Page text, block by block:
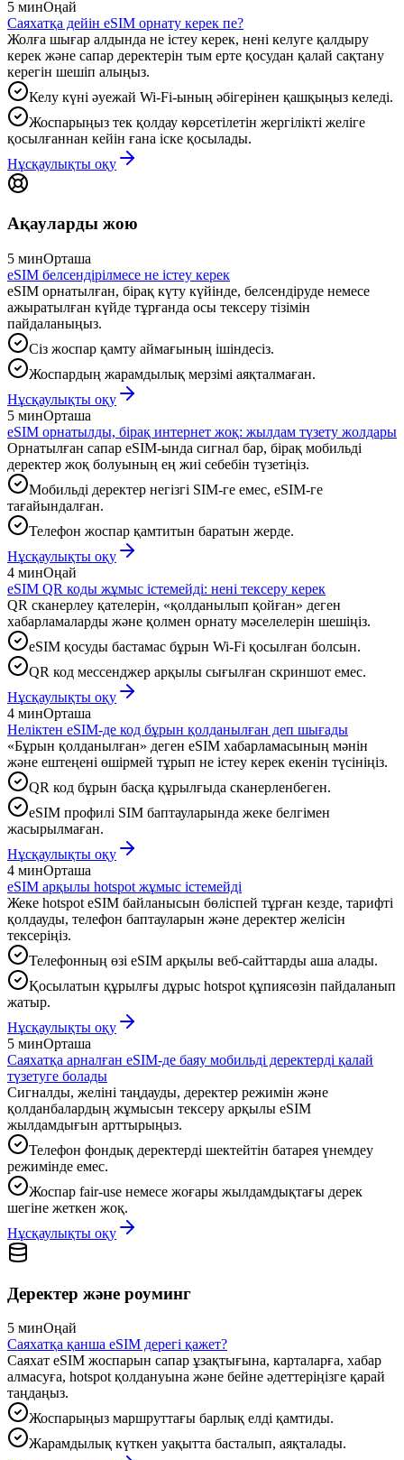
5 минОңай
Саяхатқа дейін eSIM орнату керек пе?
Жолға шығар алдында не істеу керек, нені келуге қалдыру
керек және сапар деректерін тым ерте қосудан қалай сақтану
керегін шешіп алыңыз.
Келу күні әуежай Wi‑Fi-ының әбігерінен қашқыңыз келеді.
Жоспарыңыз тек қолдау көрсетілетін жергілікті желіге
қосылғаннан кейін ғана іске қосылады.
Нұсқаулықты оқу
Ақауларды жою
5 минОрташа
eSIM белсендірілмесе не істеу керек
eSIM орнатылған, бірақ күту күйінде, белсендіруде немесе
ажыратылған күйде тұрғанда осы тексеру тізімін
пайдаланыңыз.
Сіз жоспар қамту аймағының ішіндесіз.
Жоспардың жарамдылық мерзімі аяқталмаған.
Нұсқаулықты оқу
5 минОрташа
eSIM орнатылды, бірақ интернет жоқ: жылдам түзету жолдары
Орнатылған сапар eSIM-ында сигнал бар, бірақ мобильді
деректер жоқ болуының ең жиі себебін түзетіңіз.
Мобильді деректер негізгі SIM-ге емес, eSIM-ге
тағайындалған.
Телефон жоспар қамтитын баратын жерде.
Нұсқаулықты оқу
4 минОңай
eSIM QR коды жұмыс істемейді: нені тексеру керек
QR сканерлеу қателерін, «қолданылып қойған» деген
хабарламаларды және қолмен орнату мәселелерін шешіңіз.
eSIM қосуды бастамас бұрын Wi-Fi қосылған болсын.
QR код мессенджер арқылы сығылған скриншот емес.
Нұсқаулықты оқу
4 минОрташа
Неліктен eSIM-де код бұрын қолданылған деп шығады
«Бұрын қолданылған» деген eSIM хабарламасының мәнін
және ештеңені өшірмей тұрып не істеу керек екенін түсініңіз.
QR код бұрын басқа құрылғыда сканерленбеген.
eSIM профилі SIM баптауларында жеке белгімен
жасырылмаған.
Нұсқаулықты оқу
4 минОрташа
eSIM арқылы hotspot жұмыс істемейді
Жеке hotspot eSIM байланысын бөліспей тұрған кезде, тарифті
қолдауды, телефон баптауларын және деректер желісін
тексеріңіз.
Телефонның өзі eSIM арқылы веб-сайттарды аша алады.
Қосылатын құрылғы дұрыс hotspot құпиясөзін пайдаланып
жатыр.
Нұсқаулықты оқу
5 минОрташа
Саяхатқа арналған eSIM-де баяу мобильді деректерді қалай
түзетуге болады
Сигналды, желіні таңдауды, деректер режимін және
қолданбалардың жұмысын тексеру арқылы eSIM
жылдамдығын арттырыңыз.
Телефон фондық деректерді шектейтін батарея үнемдеу
режимінде емес.
Жоспар fair-use немесе жоғары жылдамдықтағы дерек
шегіне жеткен жоқ.
Нұсқаулықты оқу
Деректер және роуминг
5 минОңай
Саяхатқа қанша eSIM дерегі қажет?
Саяхат eSIM жоспарын сапар ұзақтығына, карталарға, хабар
алмасуға, hotspot қолдануына және бейне әдеттеріңізге қарай
таңдаңыз.
Жоспарыңыз маршруттағы барлық елді қамтиды.
Жарамдылық күткен уақытта басталып, аяқталады.